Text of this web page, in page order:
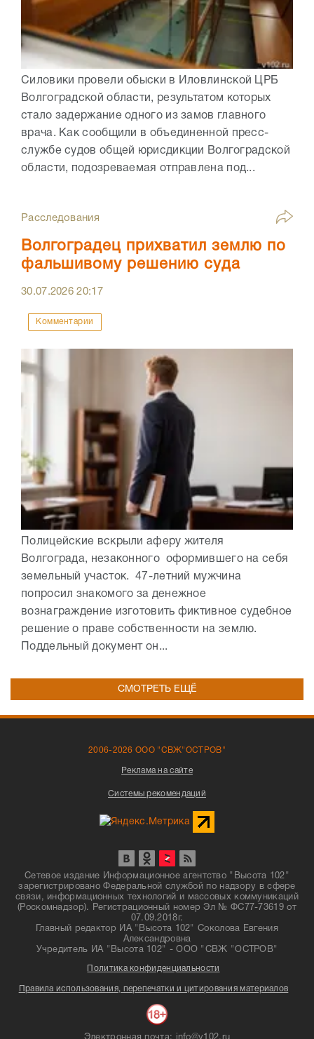
Силовики провели обыски в Иловлинской ЦРБ
Волгоградской области, результатом которых
стало задержание одного из замов главного
врача. Как сообщили в объединенной пресс-
службе судов общей юрисдикции Волгоградской
области, подозреваемая отправлена под...
Расследования
Волгоградец прихватил землю по
фальшивому решению суда
30.07.202620:17
Комментарии
Полицейские вскрыли аферу жителя
Волгограда, незаконного оформившего на себя
земельный участок. 47-летний мужчина
попросил знакомого за денежное
вознаграждение изготовить фиктивное судебное
решение о праве собственности на землю.
Поддельный документ он...
СМОТРЕТЬ ЕЩЁ
2006-2026 ООО "СВЖ"ОСТРОВ"
Реклама на сайте
Системы рекомендаций
Сетевое издание Информационное агентство "Высота 102"
зарегистрировано Федеральной службой по надзору в сфере
связи, информационных технологий и массовых коммуникаций
(Роскомнадзор). Регистрационный номер Эл № ФС77-73619 от
07.09.2018г.
Главный редактор ИА "Высота 102" Соколова Евгения
Александровна
Учредитель ИА "Высота 102" - ООО "СВЖ "ОСТРОВ"
Политика конфиденциальности
Правила использования, перепечатки и цитирования материалов